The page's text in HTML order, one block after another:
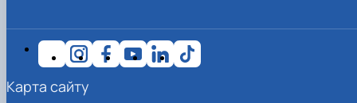
Карта сайту